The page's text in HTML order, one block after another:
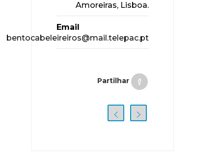
Amoreiras, Lisboa.
Email
bentocabeleireiros@mail.telepac.pt
Partilhar